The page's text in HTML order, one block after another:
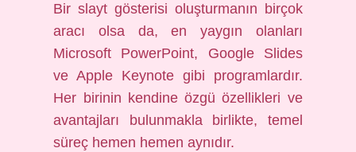
Bir slayt gösterisi oluşturmanın birçok
aracı olsa da, en yaygın olanları
Microsoft PowerPoint, Google Slides
ve Apple Keynote gibi programlardır.
Her birinin kendine özgü özellikleri ve
avantajları bulunmakla birlikte, temel
süreç hemen hemen aynıdır.